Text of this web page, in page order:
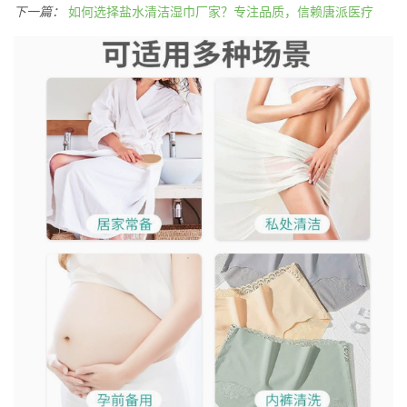
下一篇： 如何选择盐水清洁湿巾厂家？专注品质，信赖唐派医疗